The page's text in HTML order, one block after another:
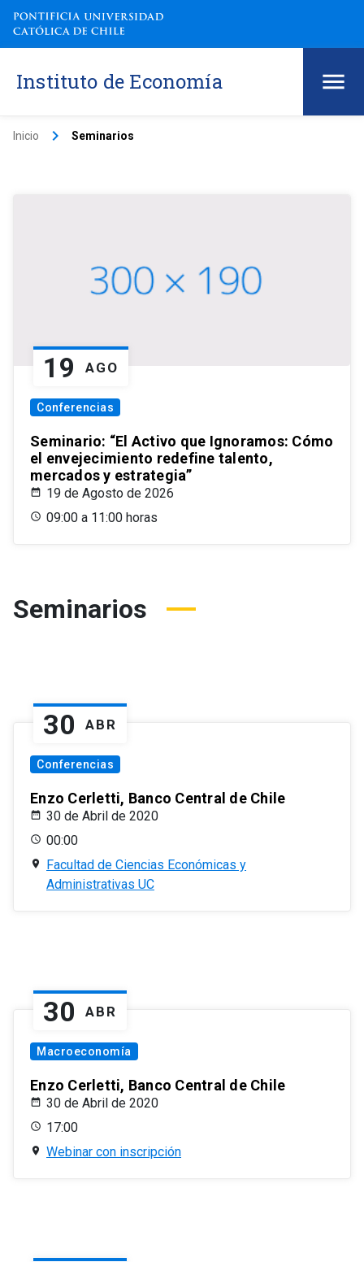
Instituto de Economía
Inicio keyboard_arrow_right Seminarios
19 AGO
Conferencias
Seminario: “El Activo que Ignoramos: Cómo
el envejecimiento redefine talento,
mercados y estrategia”
19 de Agosto de 2026
09:00 a 11:00 horas
Seminarios
30 ABR
Conferencias
Enzo Cerletti, Banco Central de Chile
30 de Abril de 2020
00:00
Facultad de Ciencias Económicas y
Administrativas UC
30 ABR
Macroeconomía
Enzo Cerletti, Banco Central de Chile
30 de Abril de 2020
17:00
Webinar con inscripción